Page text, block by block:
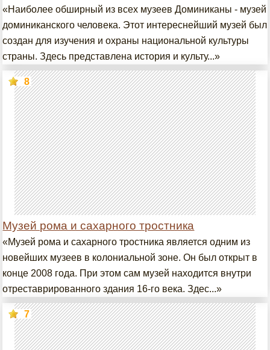
«Наиболее обширный из всех музеев Доминиканы - музей
доминиканского человека. Этот интереснейший музей был
создан для изучения и охраны национальной культуры
страны. Здесь представлена история и культу...»
Музей рома и сахарного тростника
8
«Музей рома и сахарного тростника является одним из
новейших музеев в колониальной зоне. Он был открыт в
конце 2008 года. При этом сам музей находится внутри
отреставрированного здания 16-го века. Здес...»
7